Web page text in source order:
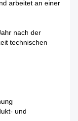
arbeitet an einer
nach der
technischen
und